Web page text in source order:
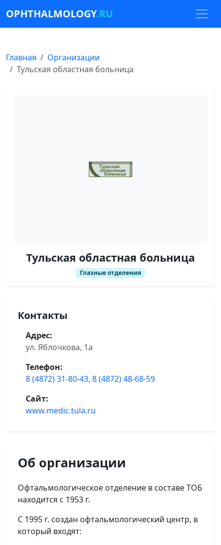
OPHTHALMOLOGY.RU
Главная
Организации
Тульская областная больница
Тульская областная больница
Глазные отделения
Контакты
Адрес:
ул. Яблочкова, 1а
Телефон:
8 (4872) 31-80-43, 8 (4872) 48-68-59
Сайт:
www.medic.tula.ru
Об организации
Офтальмологическое отделение в составе ТОБ
находится с 1953 г.
С 1995 г. создан офтальмологический центр, в
который входят: